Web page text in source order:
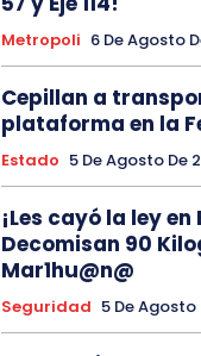
Metropoli 6 De Agosto
Cepillan a
plataforma en la
Estado 5 De Agosto De
¡Les cayó la ley
Decomisan 90
Mar1hu@n@
Seguridad 5 De Agosto